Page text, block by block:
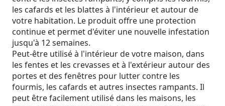
les cafards et les blattes à l'intérieur et autour de
votre habitation. Le produit offre une protection
continue et permet d'éviter une nouvelle infestation
jusqu'à 12 semaines.
Peut-être utilisé à l'intérieur de votre maison, dans
les fentes et les crevasses et à l'extérieur autour des
portes et des fenêtres pour lutter contre les
fourmis, les cafards et autres insectes rampants. Il
peut être facilement utilisé dans les maisons, les